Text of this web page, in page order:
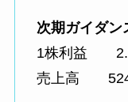
次期ガイダン
1株利益
売上高 524